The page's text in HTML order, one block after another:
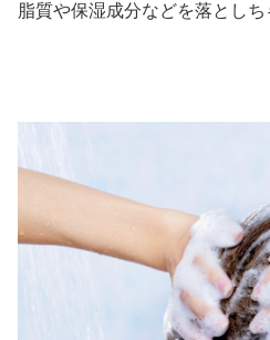
脂質や保湿成分などを落としち